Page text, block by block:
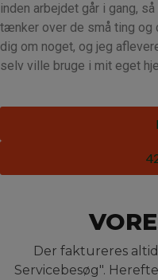
inden arbejdet går i gang,
tænker over de små ting og
dig om noget, og jeg
selv ville bruge i mit eget
Der faktureres
Servicebesøg".